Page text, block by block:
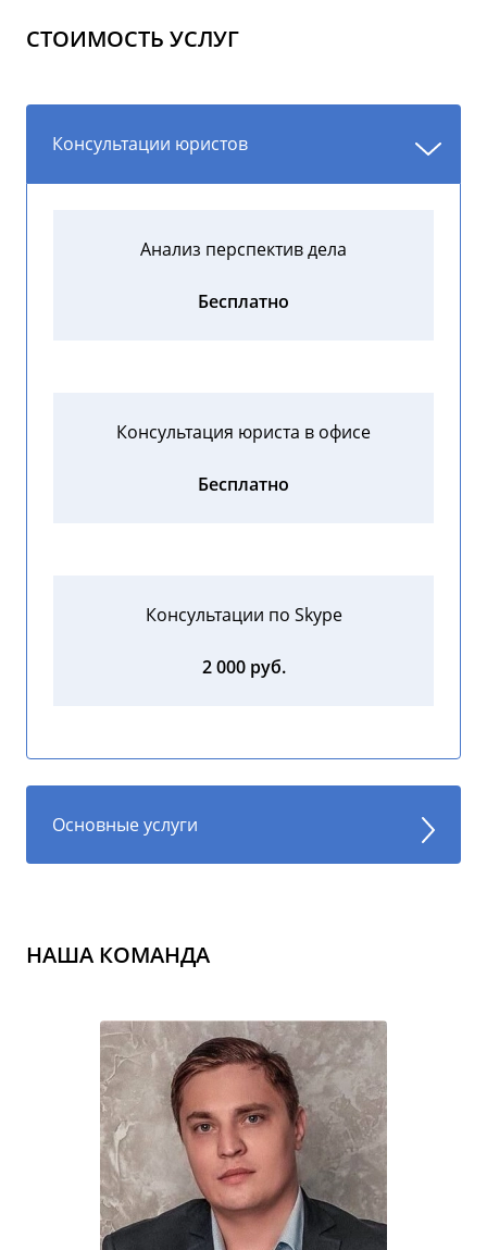
СТОИМОСТЬ УСЛУГ
Консультации юристов
Анализ перспектив дела
Бесплатно
Консультация юриста в офисе
Бесплатно
Консультации по Skype
2 000 руб.
Основные услуги
НАША КОМАНДА